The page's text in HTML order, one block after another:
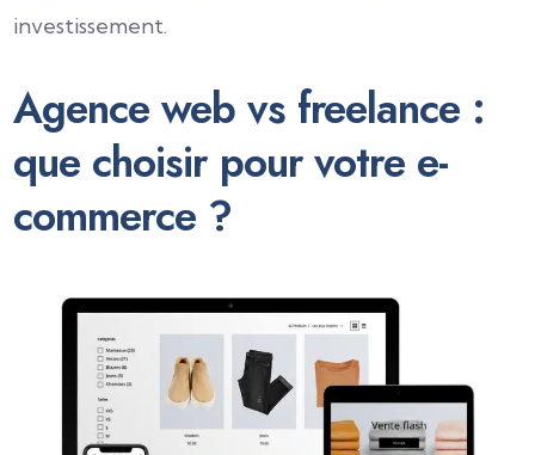
investissement.
Agence web vs freelance :
que choisir pour votre e-
commerce ?